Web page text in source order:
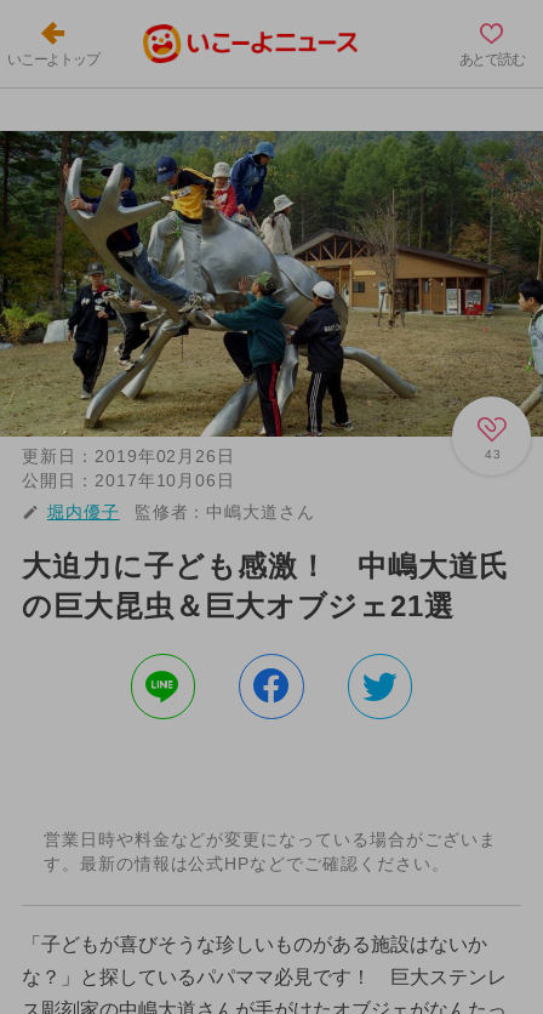
いこーよトップ あとで読む
43
更新日： 2019年02月26日
公開日： 2017年10月06日
堀内優子
監修者： 中嶋大道さん
大迫力に子ども感激！ 中嶋大道氏
の巨大昆虫＆巨大オブジェ21選
営業日時や料金などが変更になっている場合がございま
す。最新の情報は公式HPなどでご確認ください。
「子どもが喜びそうな珍しいものがある施設はないか
な？」と探しているパパママ必見です！ 巨大ステンレ
ス彫刻家の中嶋大道さんが手がけたオブジェがなんたっ